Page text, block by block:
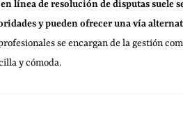
línea de resolución de disputas suele
y pueden ofrecer una vía
se encargan de la gestión
y cómoda.